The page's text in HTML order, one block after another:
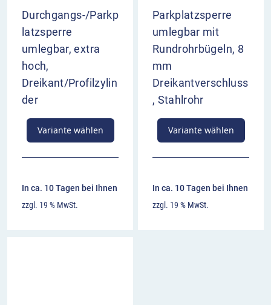
Durchgangs-/Parkp
latzsperre
umlegbar, extra
hoch,
Dreikant/Profilzylin
der
Variante wählen
In ca. 10 Tagen bei Ihnen
zzgl. 19 % MwSt.
Parkplatzsperre
umlegbar mit
Rundrohrbügeln, 8
mm
Dreikantverschluss
, Stahlrohr
Variante wählen
In ca. 10 Tagen bei Ihnen
zzgl. 19 % MwSt.